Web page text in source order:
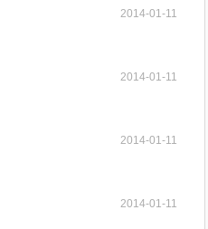
2014-01-11
2014-01-11
2014-01-11
2014-01-11